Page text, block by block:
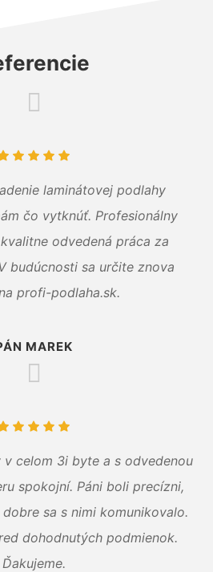
laminátovej podlahy
čo vytknúť. Profesionálny
odvedená práca za
budúcnosti sa určite znova
profi-podlaha.sk.
MAREK
v celom 3i byte a s odvedenou
spokojní. Páni boli precízni,
sa s nimi komunikovalo.
dohodnutých podmienok.
Ďakujeme.